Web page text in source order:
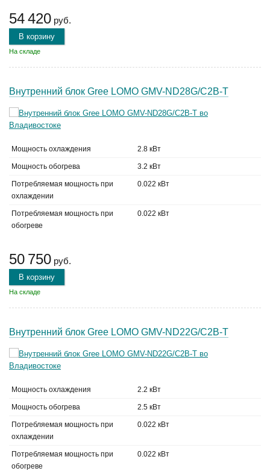
54 420 руб.
В корзину
На складе
Внутренний блок Gree LOMO GMV-ND28G/C2B-T
Мощность охлаждения 2.8 кВт
Мощность обогрева 3.2 кВт
Потребляемая мощность при
охлаждении
0.022 кВт
Потребляемая мощность при
обогреве
0.022 кВт
50 750 руб.
В корзину
На складе
Внутренний блок Gree LOMO GMV-ND22G/C2B-T
Мощность охлаждения 2.2 кВт
Мощность обогрева 2.5 кВт
Потребляемая мощность при
охлаждении
0.022 кВт
Потребляемая мощность при
обогреве
0.022 кВт